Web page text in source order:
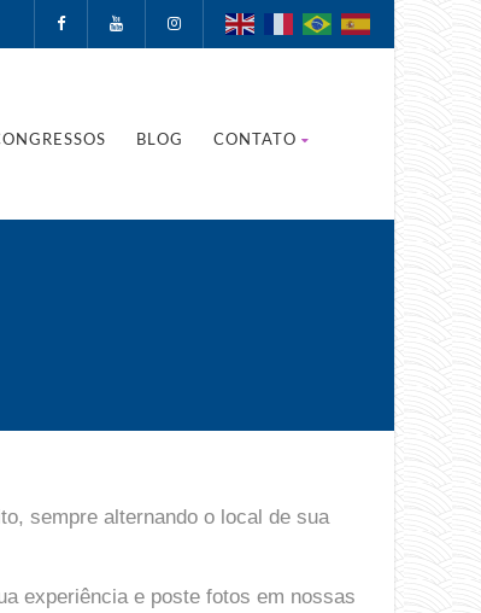
BLOG CONTATO
sempre alternando o local de sua
experiência e poste fotos em nossas